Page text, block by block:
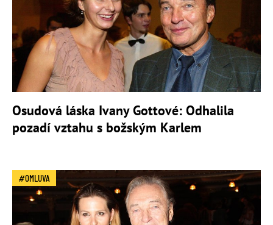
Osudová láska Ivany Gottové: Odhalila
pozadí vztahu s božským Karlem
OMLUVA